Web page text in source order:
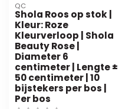
QC
Shola Roos op stok |
Kleur: Roze
Kleurverloop | Shola
Beauty Rose |
Diameter 6
centimeter | Lengte ±
50 centimeter | 10
bijstekers per bos |
Per bos